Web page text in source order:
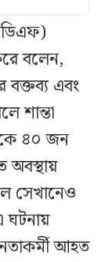
বলেন,
এবং
শান্তা
৪০ জন
অবস্থায়
সেখানেও
ঘটনায়
আহত